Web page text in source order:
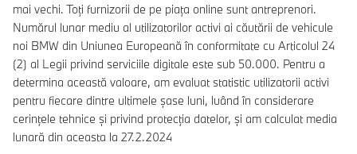
mai vechi. Toți furnizorii de pe piața online sunt antreprenori.
Numărul lunar mediu al utilizatorilor activi ai căutării de vehicule
noi BMW din Uniunea Europeană în conformitate cu Articolul 24
(2) al Legii privind serviciile digitale este sub 50.000. Pentru a
determina această valoare, am evaluat statistic utilizatorii activi
pentru fiecare dintre ultimele șase luni, luând în considerare
cerințele tehnice și privind protecția datelor, și am calculat media
lunară din aceasta la 27.2.2024